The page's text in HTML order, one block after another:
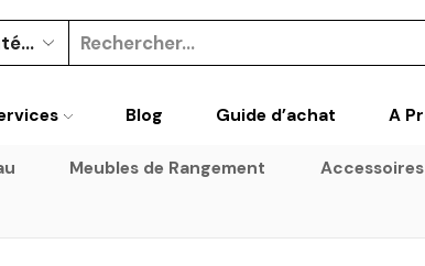
Blog Guide d’achat A
Meubles de Rangement Accessoires